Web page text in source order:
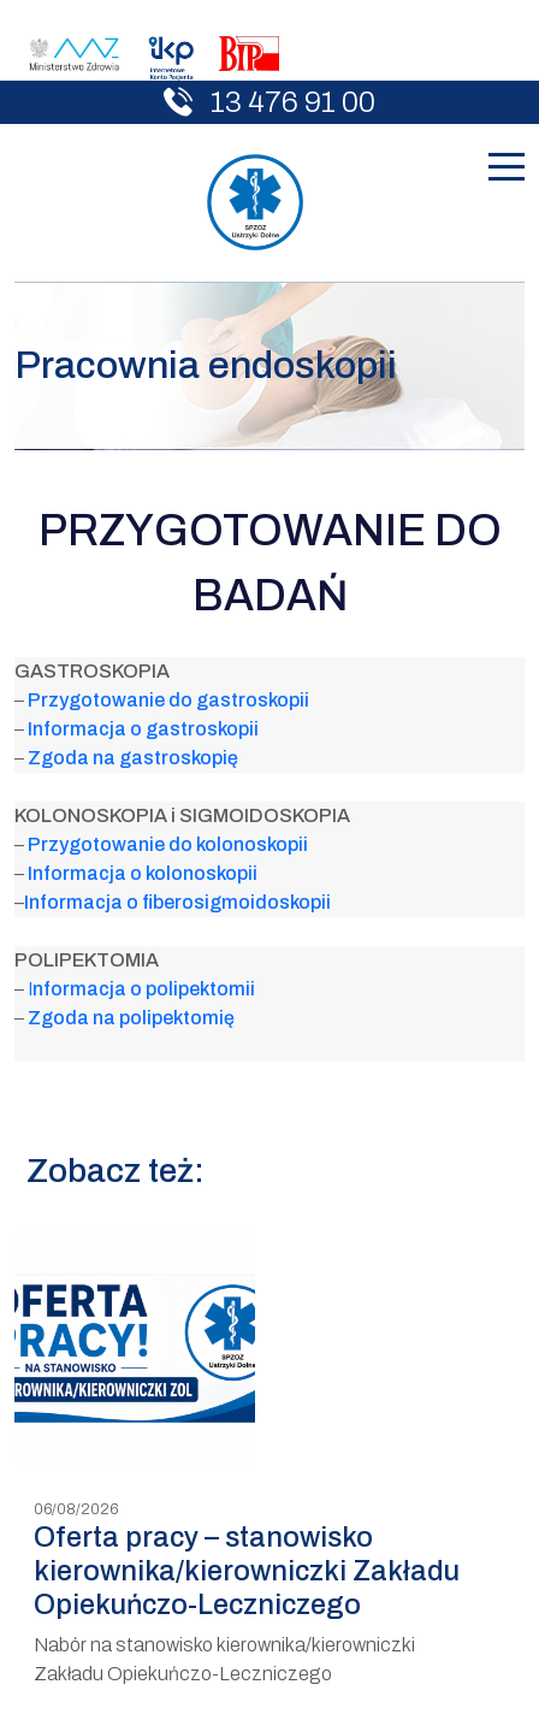
13 476 91 00
Pracownia endoskopii
PRZYGOTOWANIE DO
BADAŃ
GASTROSKOPIA
– Przygotowanie do gastroskopii
– Informacja o gastroskopii
– Zgoda na gastroskopię
KOLONOSKOPIA i SIGMOIDOSKOPIA
– Przygotowanie do kolonoskopii
– Informacja o kolonoskopii
–Informacja o fiberosigmoidoskopii
POLIPEKTOMIA
– Informacja o polipektomii
– Zgoda na polipektomię
Zobacz też:
06/08/2026
Oferta pracy – stanowisko
kierownika/kierowniczki Zakładu
Opiekuńczo-Leczniczego
Nabór na stanowisko kierownika/kierowniczki
Zakładu Opiekuńczo-Leczniczego